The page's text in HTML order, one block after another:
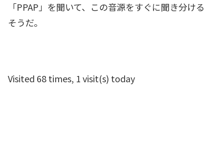
「PPAP」を聞いて、この音源をすぐに聞き分ける
そうだ。
Visited 68 times, 1 visit(s) today